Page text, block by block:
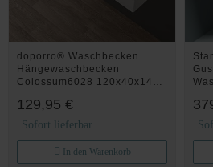
doporro® Waschbecken
Hängewaschbecken
Colossum6028 120x40x14
weiß matt aus Mineralguss
Waschtisch mit 2
129,95 €
Sofort lieferbar
In den Warenkorb